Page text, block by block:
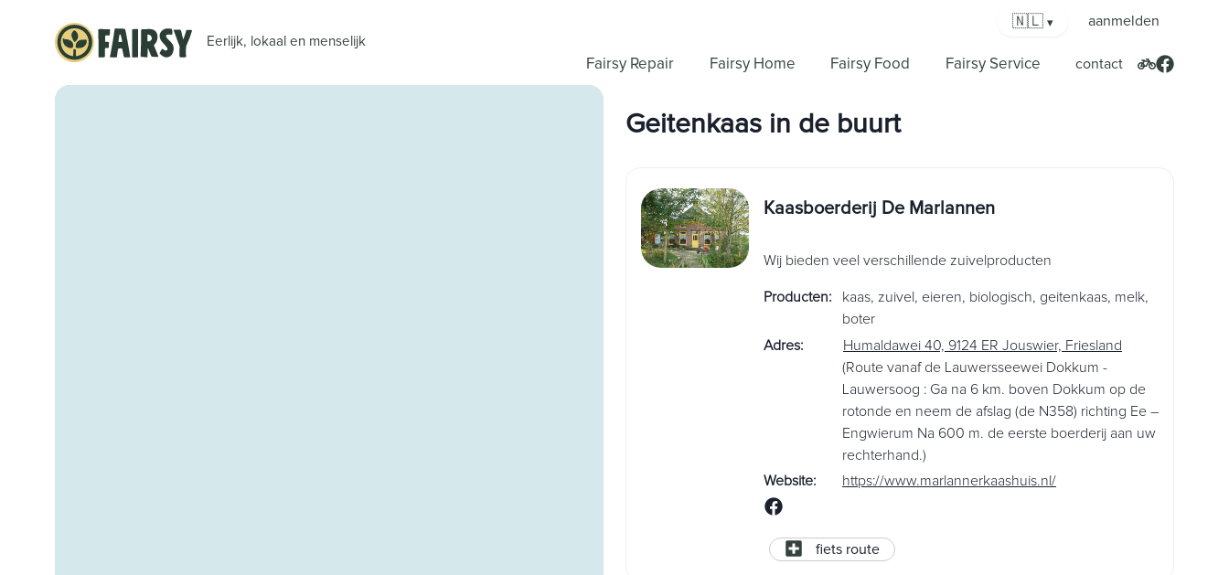
Eerlijk, lokaal en menselijk
🇳🇱 ▾ aanmelden
Fairsy Repair Fairsy Home Fairsy Food Fairsy Service contact
Geitenkaas in de buurt
Kaasboerderij De Marlannen
Wij bieden veel verschillende zuivelproducten
Producten: kaas, zuivel , eieren, biologisch, geitenkaas, melk,
boter
Adres:
Humaldawei 40, 9124 ER Jouswier, Friesland
(Route vanaf de Lauwersseewei Dokkum -
Lauwersoog : Ga na 6 km. boven Dokkum op de
rotonde en neem de afslag (de N358) richting Ee –
Engwierum Na 600 m. de eerste boerderij aan uw
rechterhand.)
Website: https://www.marlannerkaashuis.nl/
fiets route